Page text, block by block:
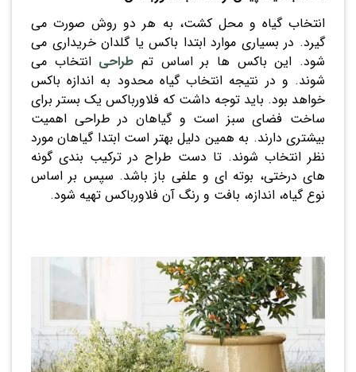
انتخاب گیاه و محل کشت، به هر دو روش صورت می
گیرد. در بسیاری موارد ابتدا باکس یا گلدان خریداری می
شود. این باکس ها بر اساس تم طراحی انتخاب می
شوند. و در نتیجه انتخاب گیاه محدود به اندازه باکس
خواهد بود. باید توجه داشت که فلاورباکس یک بستر برای
ساخت فضای سبز است و گیاهان در طراحی اهمیت
بیشتری دارند. به همین دلیل بهتر است ابتدا گیاهان مورد
نظر انتخاب شوند. تا دست طراح در ترکیب بندی گونه
های درختی، بوته ای و علفی باز باشد. سپس بر اساس
نوع گیاه، اندازه، بافت و رنگ آن فلاورباکس تهیه شود.